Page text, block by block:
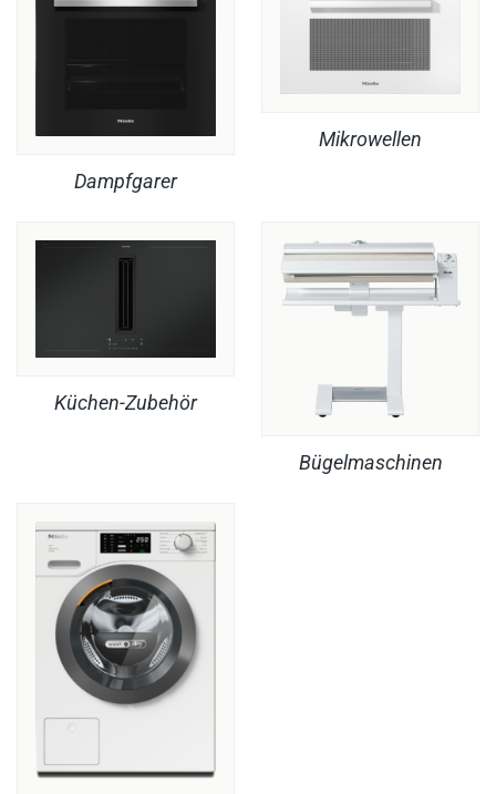
Dampfgarer
Mikrowellen
Küchen-Zubehör
Bügelmaschinen